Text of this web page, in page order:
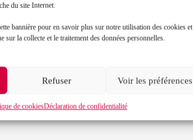
du site Internet.
bannière pour en savoir plus sur notre utilisation des cookies et
sur la collecte et le traitement des données personnelles.
Refuser Voir les préférences
de cookiesDéclaration de confidentialité
Contact